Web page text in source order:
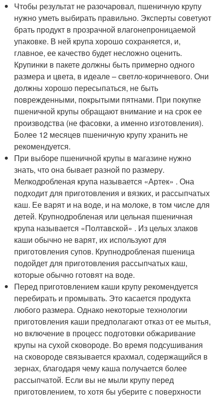
Чтобы результат не разочаровал, пшеничную крупу
нужно уметь выбирать правильно. Эксперты советуют
брать продукт в прозрачной влагонепроницаемой
упаковке. В ней крупа хорошо сохраняется, и,
главное, ее качество будет несложно оценить.
Крупинки в пакете должны быть примерно одного
размера и цвета, в идеале – светло-коричневого. Они
должны хорошо пересыпаться, не быть
поврежденными, покрытыми пятнами. При покупке
пшеничной крупы обращают внимание и на срок ее
производства (не фасовки, а именно изготовления).
Более 12 месяцев пшеничную крупу хранить не
рекомендуется.
При выборе пшеничной крупы в магазине нужно
знать, что она бывает разной по размеру.
Мелкодробленая крупа называется «Артек» . Она
подходит для приготовления и вязких, и рассыпчатых
каш. Ее варят и на воде, и на молоке, в том числе для
детей. Крупнодробленая или цельная пшеничная
крупа называется «Полтавской» . Из целых злаков
каши обычно не варят, их используют для
приготовления супов. Крупнодробленая пшеница
подойдет для приготовления рассыпчатых каш,
которые обычно готовят на воде.
Перед приготовлением каши крупу рекомендуется
перебирать и промывать. Это касается продукта
любого размера. Однако некоторые технологии
приготовления каши предполагают отказ от ее мытья,
но включение в процесс подготовки обжаривание
крупы на сухой сковороде. Во время подсушивания
на сковороде связывается крахмал, содержащийся в
зернах, благодаря чему каша получается более
рассыпчатой. Если вы не мыли крупу перед
приготовлением, то хотя бы уберите с поверхности